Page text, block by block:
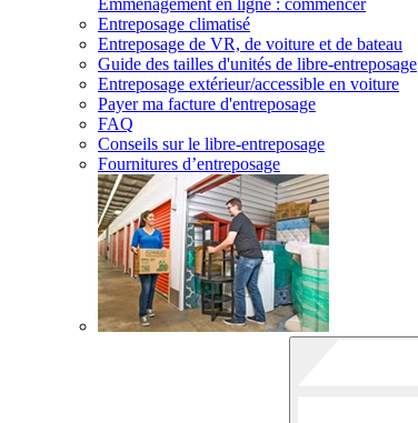
Entreposage climatisé
Entreposage de VR, de voiture et de bateau
Guide des tailles d'unités de libre-entreposage
Entreposage extérieur/accessible en voiture
Payer ma facture d'entreposage
FAQ
Conseils sur le libre-entreposage
Fournitures d’entreposage